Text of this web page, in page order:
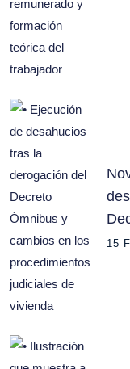
15